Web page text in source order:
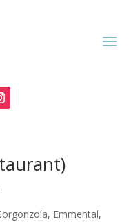
Emmental,